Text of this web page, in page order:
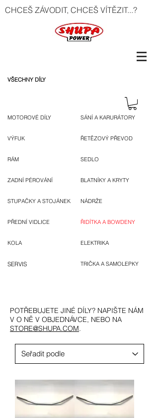
CHCEŠ ZÁVODIT, CHCEŠ VÍTĚZIT...?
VŠECHNY DÍLY
MOTOROVÉ DÍLY
VÝFUK
RÁM
ZADNÍ PÉROVÁNÍ
STUPAČKY A STOJÁNEK
PŘEDNÍ VIDLICE
KOLA
SERVIS
SÁNÍ A KARURÁTORY
ŘETĚZOVÝ PŘEVOD
SEDLO
BLATNÍKY A KRYTY
NÁDRŽE
ŘIDÍTKA A BOWDENY
ELEKTRIKA
TRIČKA A SAMOLEPKY
POTŘEBUJETE JINÉ DÍLY? NAPIŠTE NÁM
V O NĚ V OBJEDNÁVCE, NEBO NA
STORE@SHUPA.COM.